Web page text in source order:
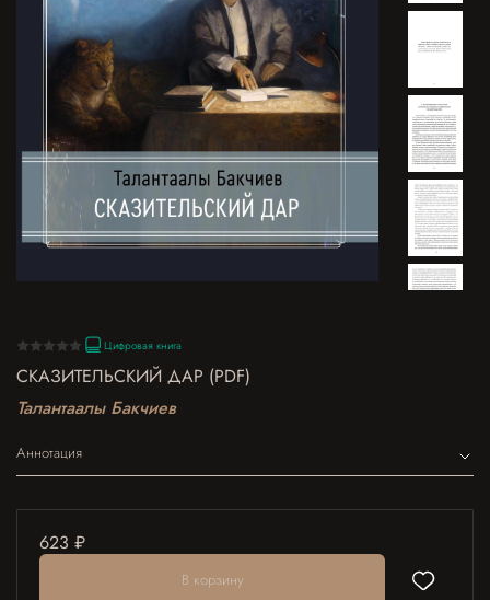
Цифровая книга
СКАЗИТЕЛЬСКИЙ ДАР (PDF)
Талантаалы Бакчиев
Аннотация
623 ₽
В корзину